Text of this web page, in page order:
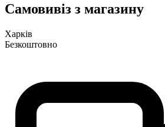
Самовивіз з магазину
Харків
Безкоштовно